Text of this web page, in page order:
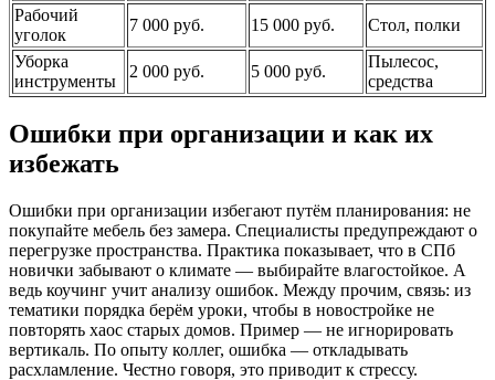
Рабочий
уголок
7 000 руб. 15 000 руб.
Стол, полки
Уборка
инструменты
2 000 руб. 5 000 руб.
Пылесос,
средства
Ошибки при организации и как их
избежать
Ошибки при организации избегают путём планирования: не
покупайте мебель без замера. Специалисты предупреждают о
перегрузке пространства. Практика показывает, что в СПб
новички забывают о климате — выбирайте влагостойкое. А
ведь коучинг учит анализу ошибок. Между прочим, связь: из
тематики порядка берём уроки, чтобы в новостройке не
повторять хаос старых домов. Пример — не игнорировать
вертикаль. По опыту коллег, ошибка — откладывать
расхламление. Честно говоря, это приводит к стрессу.